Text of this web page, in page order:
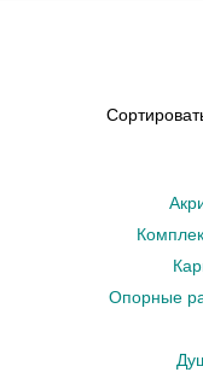
Опорные